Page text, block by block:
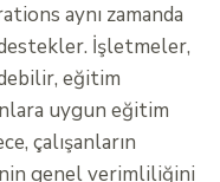
aynı zamanda
İşletmeler,
eğitim
uygun eğitim
çalışanların
genel verimliliğini